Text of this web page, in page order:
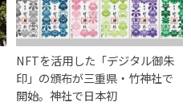
NFTを活用した「デジタル御朱
印」の頒布が三重県・竹神社で
開始。神社で日本初